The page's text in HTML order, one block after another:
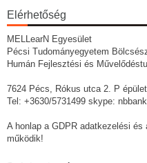
Elérhetőség
MELLearN Egyesület
Pécsi Tudományegyetem
Humán Fejlesztési és
7624 Pécs, Rókus utca 2. P
Tel: +3630/5731499 skype:
A honlap a GDPR adatkezelési
működik!